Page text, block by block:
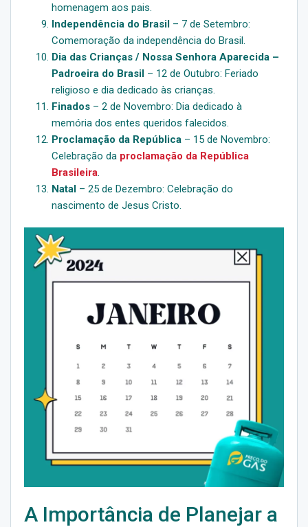
homenagem aos pais.
Independência do Brasil – 7 de Setembro:
Comemoração da independência do Brasil.
Dia das Crianças / Nossa Senhora Aparecida –
Padroeira do Brasil – 12 de Outubro: Feriado
religioso e dia dedicado às crianças.
Finados – 2 de Novembro: Dia dedicado à
memória dos entes queridos falecidos.
Proclamação da República – 15 de Novembro:
Celebração da proclamação da República
Brasileira.
Natal – 25 de Dezembro: Celebração do
nascimento de Jesus Cristo.
A Importância de Planejar a